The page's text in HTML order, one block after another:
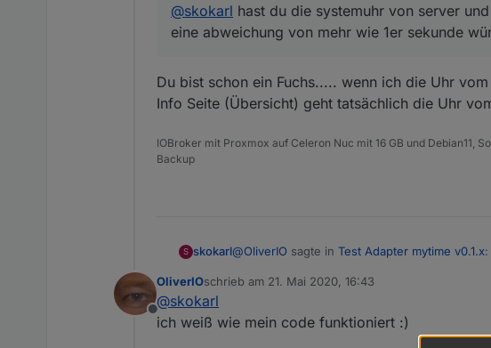
@skokarl hast du die systemuhr von server
eine abweichung von mehr wie 1er sekunde
Du bist schon ein Fuchs..... wenn ich die Uhr
Info Seite (Übersicht) geht tatsächlich die Uhr
IOBroker mit Proxmox auf Celeron Nuc mit 16 GB und Debian11,
Backup
S skokarl@OliverIO sagte in Test Adapter mytime v0.1.x:
eine abweichung von mehr wie 1er
Du bist schon ein Fuchs..... wenn ich die Uhr
Offline
OliverIOschrieb am 21. Mai 2020, 16:43
zuletzt editiert von
@skokarl
ich weiß wie mein code funktioniert :)